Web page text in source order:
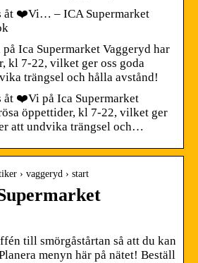
åt ❤️Vi… – ICA Supermarket
Ica Supermarket Vaggeryd har
kl 7-22, vilket ger oss goda
trängsel och hålla avstånd!
åt ❤️Vi på Ica Supermarket
öppettider, kl 7-22, vilket ger
att undvika trängsel och…
› vaggeryd › start
till smörgåstårtan så att du kan
menyn här på nätet! Beställ